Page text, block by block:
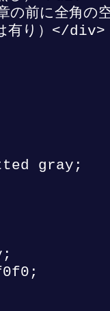
に全角の空
有り）</div>
gray;